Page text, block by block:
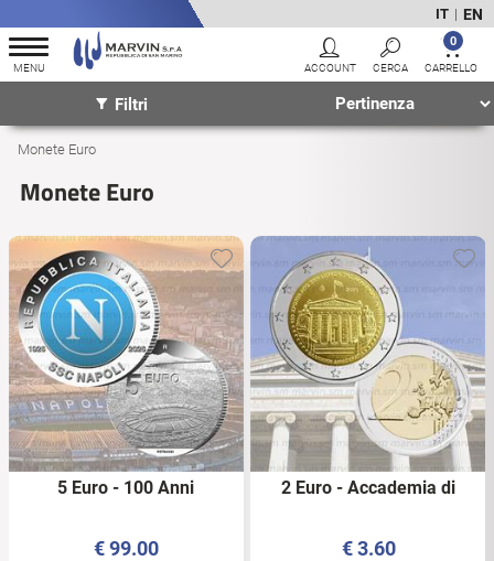
IT | EN
0
Monete Euro
Monete Euro
Filtri
5 Euro - 100 Anni
€99.00
2 Euro - Accademia di
€3.60